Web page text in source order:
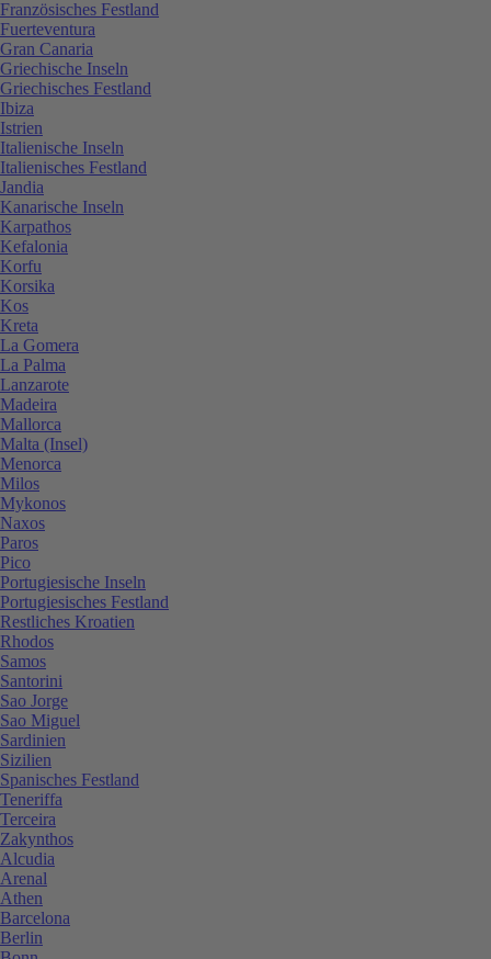
Französisches Festland
Fuerteventura
Gran Canaria
Griechische Inseln
Griechisches Festland
Ibiza
Istrien
Italienische Inseln
Italienisches Festland
Jandia
Kanarische Inseln
Karpathos
Kefalonia
Korfu
Korsika
Kos
Kreta
La Gomera
La Palma
Lanzarote
Madeira
Mallorca
Malta (Insel)
Menorca
Milos
Mykonos
Naxos
Paros
Pico
Portugiesische Inseln
Portugiesisches Festland
Restliches Kroatien
Rhodos
Samos
Santorini
Sao Jorge
Sao Miguel
Sardinien
Sizilien
Spanisches Festland
Teneriffa
Terceira
Zakynthos
Alcudia
Arenal
Athen
Barcelona
Berlin